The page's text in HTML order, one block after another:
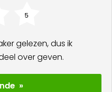
5
gelezen, dus ik
over geven.
»